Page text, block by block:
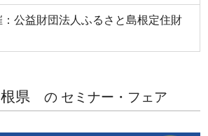
：公益財団法人ふるさと島根定住財
県 の セミナー・フェア